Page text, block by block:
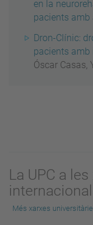
en la
pacients amb
Dron-Clínic:
pacients amb
Óscar Casas,
La UPC a
Més xarxes